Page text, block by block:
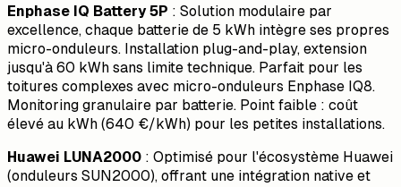
Enphase IQ Battery 5P : Solution modulaire par
excellence, chaque batterie de 5 kWh intègre ses propres
micro-onduleurs. Installation plug-and-play, extension
jusqu'à 60 kWh sans limite technique. Parfait pour les
toitures complexes avec micro-onduleurs Enphase IQ8.
Monitoring granulaire par batterie. Point faible : coût
élevé au kWh (640 €/kWh) pour les petites installations.
Huawei LUNA2000 : Optimisé pour l'écosystème Huawei
(onduleurs SUN2000), offrant une intégration native et